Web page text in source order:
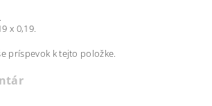
x 0,19.
príspevok k tejto položke.